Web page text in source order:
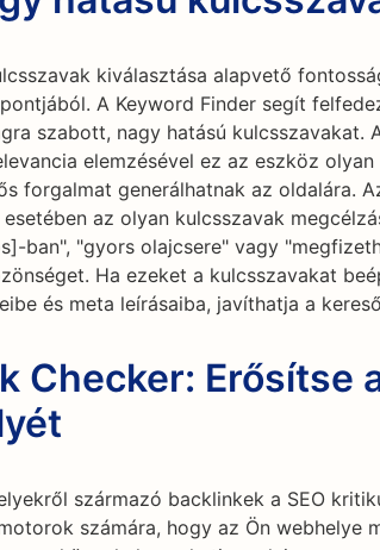
kiválasztása alapvető
A Keyword Finder segít
szabott, nagy hatású kulcsszavakat.
elemzésével ez az eszköz
forgalmat generálhatnak az oldalára.
az olyan kulcsszavak
ban", "gyors olajcsere" vagy
Ha ezeket a kulcsszavakat
és meta leírásaiba, javíthatja a
Checker: Erősítse
származó backlinkek a SEO
számára, hogy az Ön webhelye